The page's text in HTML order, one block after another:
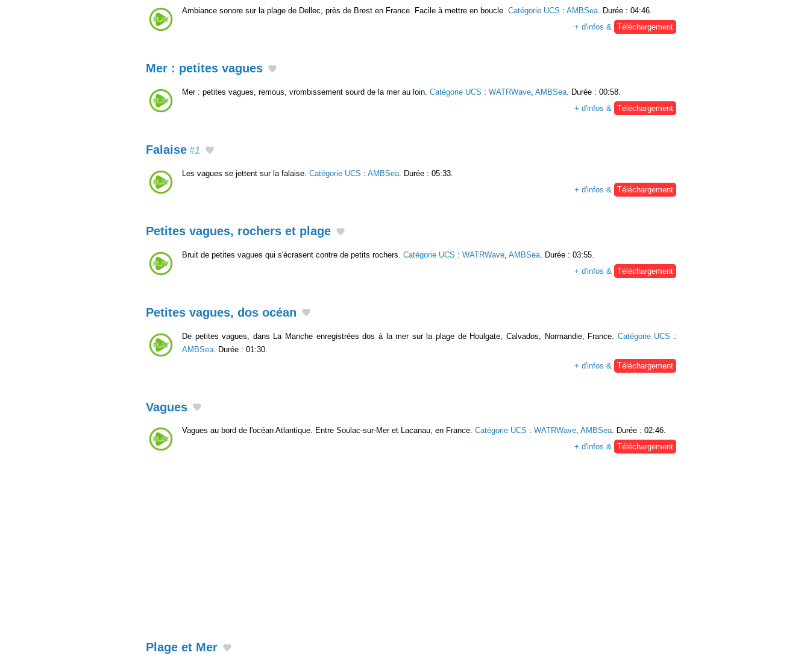
Ambiance sonore sur la plage de Dellec, près de Brest en France. Facile à mettre en boucle. Catégorie UCS : AMBSea. Durée : 04:46.
+ d'infos & Téléchargement
Mer : petites vagues
Mer : petites vagues, remous, vrombissement sourd de la mer au loin. Catégorie UCS : WATRWave, AMBSea. Durée : 00:58.
+ d'infos & Téléchargement
Falaise #1
Les vagues se jettent sur la falaise. Catégorie UCS : AMBSea . Durée : 05:33.
+ d'infos &
Téléchargement
Petites vagues, rochers et plage
Bruit de petites vagues qui s'écrasent contre de petits rochers. Catégorie UCS : WATRWave AMBSea . Durée : 03:55.
+ d'infos &
Téléchargement
Petites vagues, dos océan
De petites vagues, dans La Manche enregistrées dos à la mer sur la plage de Houlgate, Calvados, Normandie, France. Catégorie UCS :
AMBSea . Durée : 01:30.
+ d'infos &
Téléchargement
Vagues
Vagues au bord de l'océan Atlantique. Entre Soulac-sur-Mer et Lacanau, en France. Catégorie UCS : WATRWave, AMBSea. Durée : 02:46.
+ d'infos & Téléchargement
Plage et Mer